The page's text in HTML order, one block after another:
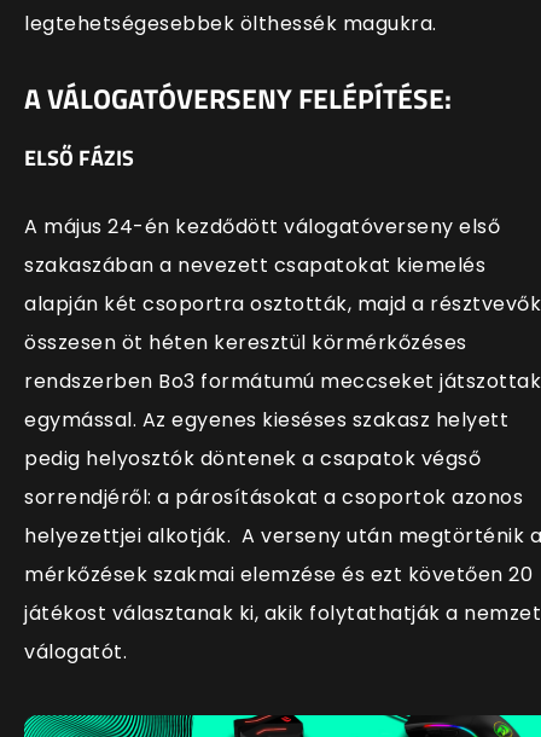
legtehetségesebbek ölthessék magukra.
A VÁLOGATÓVERSENY FELÉPÍTÉSE:
ELSŐ FÁZIS
A május 24-én kezdődött válogatóverseny első
szakaszában a nevezett csapatokat kiemelés
alapján két csoportra osztották, majd a résztvevők
összesen öt héten keresztül körmérkőzéses
rendszerben Bo3 formátumú meccseket játszottak
egymással. Az egyenes kieséses szakasz helyett
pedig helyosztók döntenek a csapatok végső
sorrendjéről: a párosításokat a csoportok azonos
helyezettjei alkotják. A verseny után megtörténik a
mérkőzések szakmai elemzése és ezt követően 20
játékost választanak ki, akik folytathatják a
válogatót.